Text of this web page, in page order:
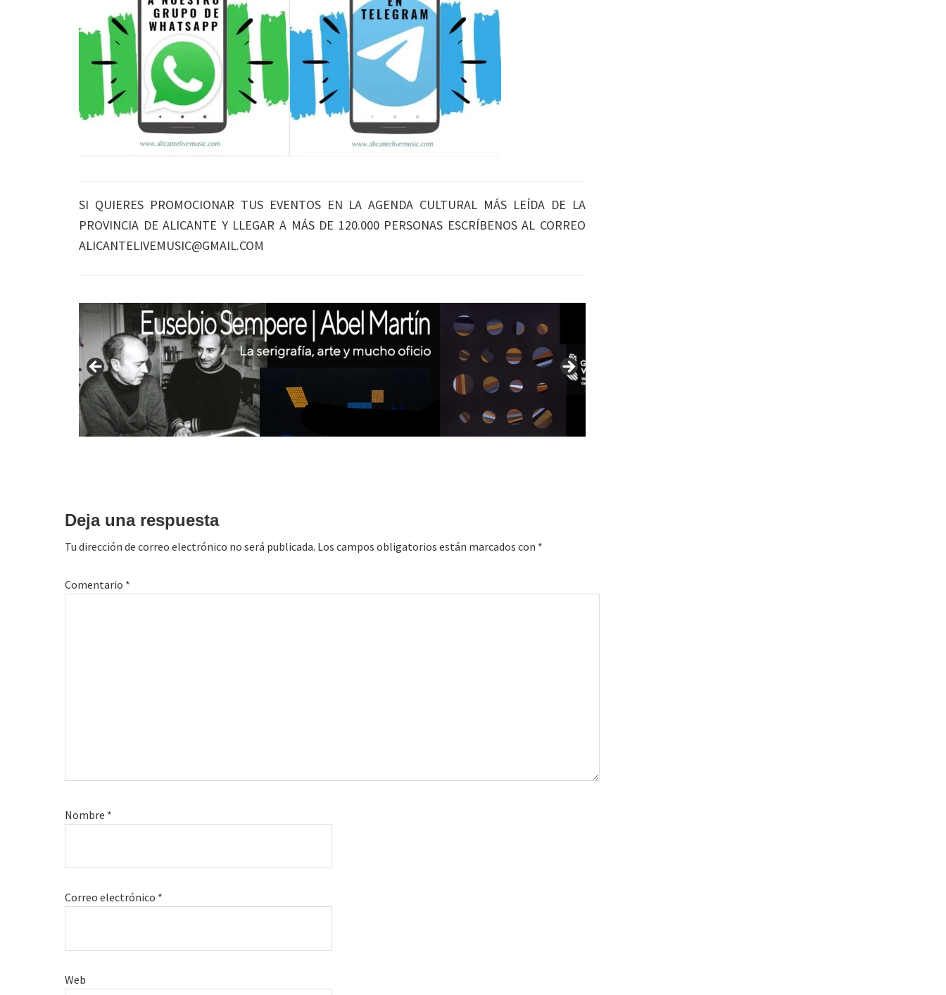
SI QUIERES PROMOCIONAR TUS EVENTOS EN LA AGENDA CULTURAL MÁS LEÍDA DE LA
PROVINCIA DE ALICANTE Y LLEGAR A MÁS DE 120.000 PERSONAS ESCRÍBENOS AL CORREO
ALICANTELIVEMUSIC@GMAIL.COM
lectores
Deja una respuesta
Tu dirección de correo electrónico no será publicada. Los campos obligatorios están marcados con *
Comentario *
Nombre *
Correo electrónico *
Web